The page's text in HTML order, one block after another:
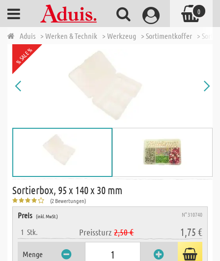
Aduis > Werken & Technik > Werkzeug > Sortimentkoffer >
% SALE %
Sortierbox, 95 x 140 x 30 mm
(2 Bewertungen)
Preis (inkl. MwSt.) N° 310740
1 Stk. Preissturz 2,50 € 1,75 €
Menge
0